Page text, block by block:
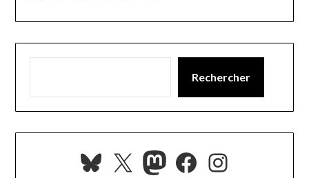
Rechercher
Bluesky
X Mastodon
Facebook